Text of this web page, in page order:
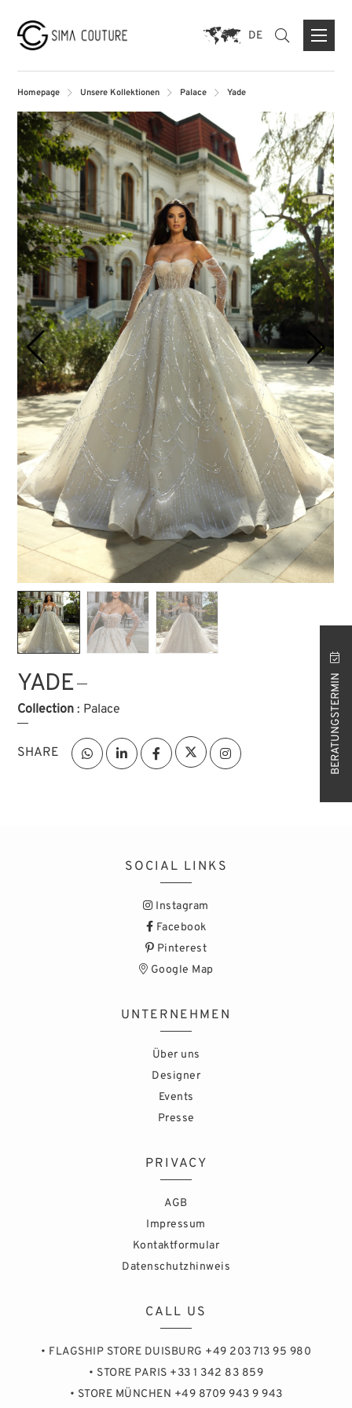
ÜBER UNS
MARKEN
PRESSE
KONTAKTFORMULAR
FLAGSHIP STORE DUISBURG
STORE MÜNCHEN
STORE PARIS
STORE ISTANBUL
DE
BERATUNGSTERMIN
Homepage Unsere Kollektionen Palace Yade
YADE
Collection : Palace
SHARE
SOCIAL LINKS
Instagram
Facebook
Pinterest
Google Map
UNTERNEHMEN
Über uns
Designer
Events
Presse
PRIVACY
AGB
Impressum
Kontaktformular
Datenschutzhinweis
CALL US
• FLAGSHIP STORE DUISBURG +49 203 713 95 980
• STORE PARIS +33 1 342 83 859
• STORE MÜNCHEN +49 8709 943 9 943